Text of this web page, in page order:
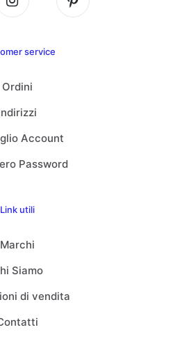
service
Ordini
Account
Password
Link utili
Marchi
Siamo
di vendita